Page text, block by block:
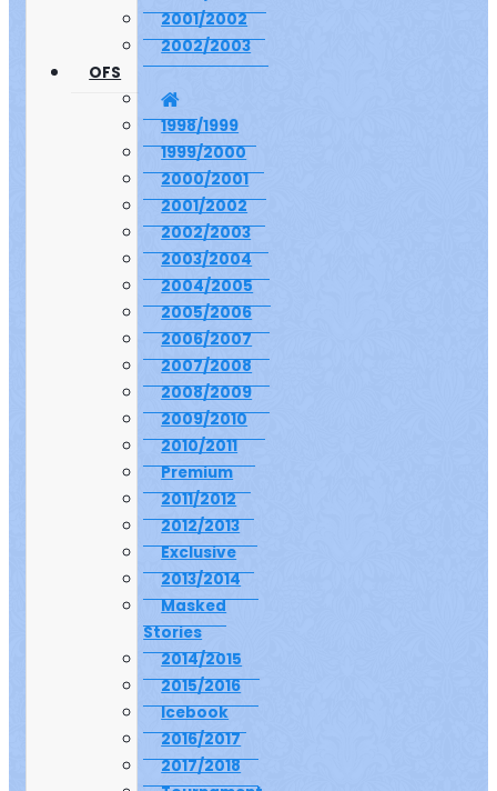
2001/2002
2002/2003
OFS
1998/1999
1999/2000
2000/2001
2001/2002
2002/2003
2003/2004
2004/2005
2005/2006
2006/2007
2007/2008
2008/2009
2009/2010
2010/2011
Premium
2011/2012
2012/2013
Exclusive
2013/2014
Masked
Stories
2014/2015
2015/2016
Icebook
2016/2017
2017/2018